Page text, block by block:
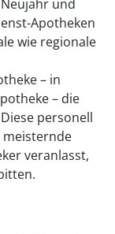
und
Apotheken
wie regionale
– in
– die
personell
meisternde
veranlasst,